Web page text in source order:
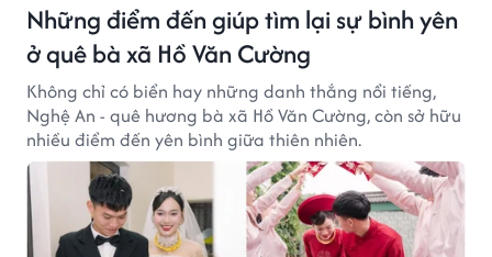
Những điểm đến giúp tìm lại sự bình yên
ở quê bà xã Hồ Văn Cường
Không chỉ có biển hay những danh thắng nổi tiếng,
Nghệ An - quê hương bà xã Hồ Văn Cường, còn sở hữu
nhiều điểm đến yên bình giữa thiên nhiên.